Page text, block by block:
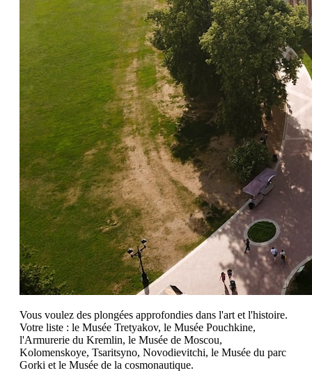
Vous voulez des plongées approfondies dans l'art et l'histoire.
Votre liste : le Musée Tretyakov, le Musée Pouchkine,
l'Armurerie du Kremlin, le Musée de Moscou,
Kolomenskoye, Tsaritsyno, Novodievitchi, le Musée du parc
Gorki et le Musée de la cosmonautique.